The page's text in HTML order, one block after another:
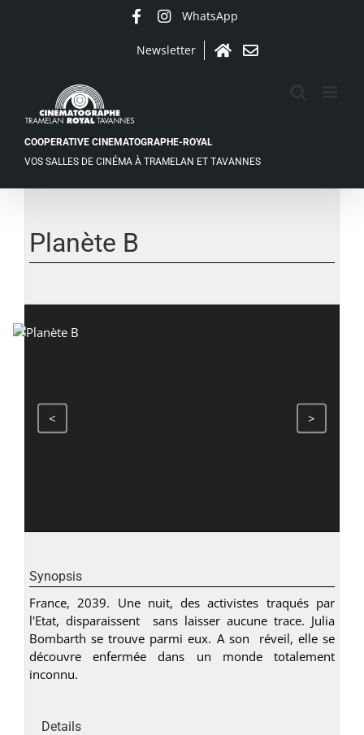
WhatsApp
Newsletter
AccueilContact
COOPERATIVE CINEMATOGRAPHE-ROYAL
VOS SALLES DE CINÉMA À TRAMELAN ET TAVANNES
Planète B
< >
Synopsis
France, 2039. Une nuit, des activistes traqués par
l'Etat, disparaissent sans laisser aucune trace. Julia
Bombarth se trouve parmi eux. A son réveil, elle se
découvre enfermée dans un monde totalement
inconnu.
Details